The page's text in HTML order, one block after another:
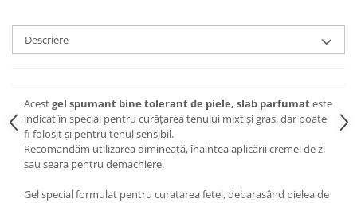
Descriere
Acestgel spumant bine tolerant de piele, slab parfumateste
indicat în special pentru curățarea tenului mixt și gras, dar poate
fi folosit și pentru tenul sensibil.
Recomandăm utilizarea dimineață, înaintea aplicării cremei de zi
sau seara pentru demachiere.
Gel special formulat pentru curatarea fetei, debarasând pielea de